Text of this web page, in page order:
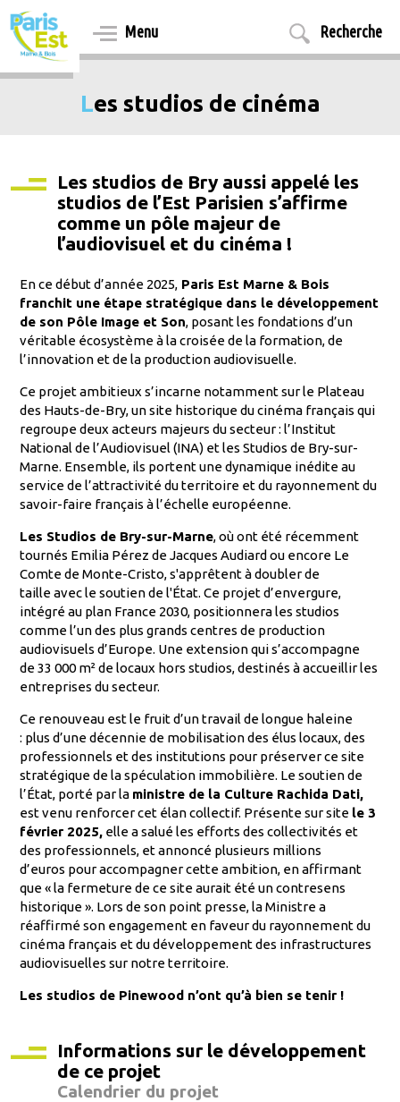
Aller
au
contenu
principal
Menu Recherche
Les studios de cinéma
Les studios de Bry aussi appelé les
studios de l’Est Parisien s’affirme
comme un pôle majeur de
l’audiovisuel et du cinéma !
En ce début d’année 2025, Paris Est Marne & Bois
franchit une étape stratégique dans le développement
de son Pôle Image et Son, posant les fondations d’un
véritable écosystème à la croisée de la formation, de
l’innovation et de la production audiovisuelle.
Ce projet ambitieux s’incarne notamment sur le Plateau
des Hauts-de-Bry, un site historique du cinéma français qui
regroupe deux acteurs majeurs du secteur : l’Institut
National de l’Audiovisuel (INA) et les Studios de Bry-sur-
Marne. Ensemble, ils portent une dynamique inédite au
service de l’attractivité du territoire et du rayonnement du
savoir-faire français à l’échelle européenne.
Les Studios de Bry-sur-Marne, où ont été récemment
tournés Emilia Pérez de Jacques Audiard ou encore Le
Comte de Monte-Cristo, s'apprêtent à doubler de
taille avec le soutien de l'État. Ce projet d’envergure,
intégré au plan France 2030, positionnera les studios
comme l’un des plus grands centres de production
audiovisuels d’Europe. Une extension qui s’accompagne
de 33 000 m² de locaux hors studios, destinés à accueillir les
entreprises du secteur.
Ce renouveau est le fruit d’un travail de longue haleine
: plus d’une décennie de mobilisation des élus locaux, des
professionnels et des institutions pour préserver ce site
stratégique de la spéculation immobilière. Le soutien de
l’État, porté par la ministre de la Culture Rachida Dati,
est venu renforcer cet élan collectif. Présente sur site le 3
février 2025, elle a salué les efforts des collectivités et
des professionnels, et annoncé plusieurs millions
d’euros pour accompagner cette ambition, en affirmant
que « la fermeture de ce site aurait été un contresens
historique ». Lors de son point presse, la Ministre a
réaffirmé son engagement en faveur du rayonnement du
cinéma français et du développement des infrastructures
audiovisuelles sur notre territoire.
Les studios de Pinewood n’ont qu’à bien se tenir !
Informations sur le développement
de ce projet
Calendrier du projet